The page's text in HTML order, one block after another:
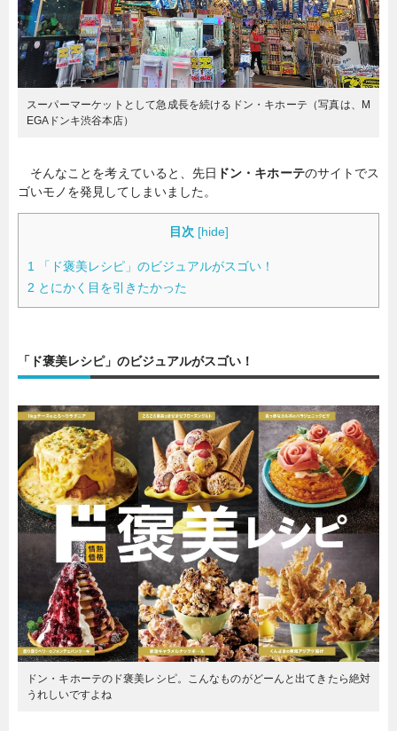
スーパーマーケットとして急成長を続けるドン・キホーテ（写真は、M
EGAドンキ渋谷本店）
そんなことを考えていると、先日 ドン・キホーテのサイトでス
ゴいモノを発見してしまいました。
目次 [hide]
1 「ド褒美レシピ」のビジュアルがスゴい！
2 とにかく目を引きたかった
「ド褒美レシピ」のビジュアルがスゴい！
ドン・キホーテのド褒美レシピ。こんなものがどーんと出てきたら絶対
うれしいですよね